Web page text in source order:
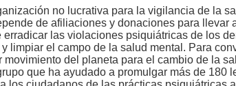
no lucrativa para la vigilancia de la
de afiliaciones y donaciones para llevar
erradicar las violaciones psiquiátricas de los
y limpiar el campo de la salud mental. Para
movimiento del planeta para el cambio de la
que ha ayudado a promulgar más de 180